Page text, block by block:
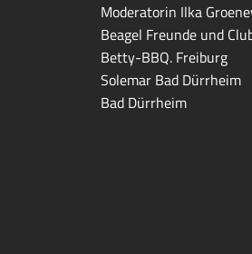
Moderatorin Ilka
Beagel Freunde und
Betty-BBQ. Freiburg
Solemar Bad Dürrheim
Bad Dürrheim